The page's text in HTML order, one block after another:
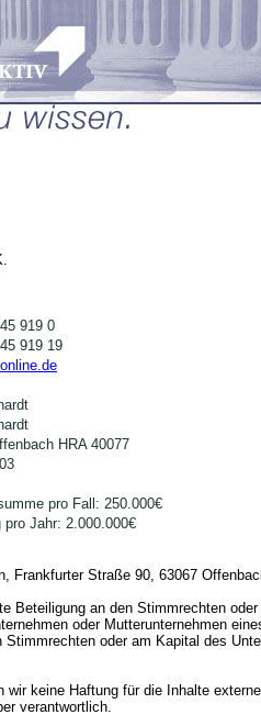
919 0
919 19
HRA 40077
pro Fall: 250.000€
pro Jahr: 2.000.000€
Frankfurter Straße 90, 63067
Beteiligung an den Stimmrechten
oder Mutterunternehmen
oder am Kapital des
keine Haftung für die Inhalte
verantwortlich.